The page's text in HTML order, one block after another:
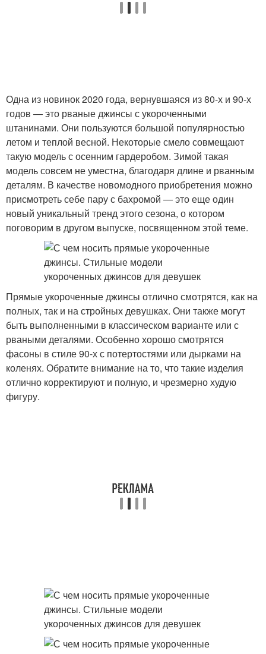
Одна из новинок 2020 года, вернувшаяся из 80-х и 90-х
годов — это рваные джинсы с укороченными
штанинами. Они пользуются большой популярностью
летом и теплой весной. Некоторые смело совмещают
такую модель с осенним гардеробом. Зимой такая
модель совсем не уместна, благодаря длине и рванным
деталям. В качестве новомодного приобретения можно
присмотреть себе пару с бахромой — это еще один
новый уникальный тренд этого сезона, о котором
поговорим в другом выпуске, посвященном этой теме.
Прямые укороченные джинсы отлично смотрятся, как на
полных, так и на стройных девушках. Они также могут
быть выполненными в классическом варианте или с
рваными деталями. Особенно хорошо смотрятся
фасоны в стиле 90-х с потертостями или дырками на
коленях. Обратите внимание на то, что такие изделия
отлично корректируют и полную, и чрезмерно худую
фигуру.